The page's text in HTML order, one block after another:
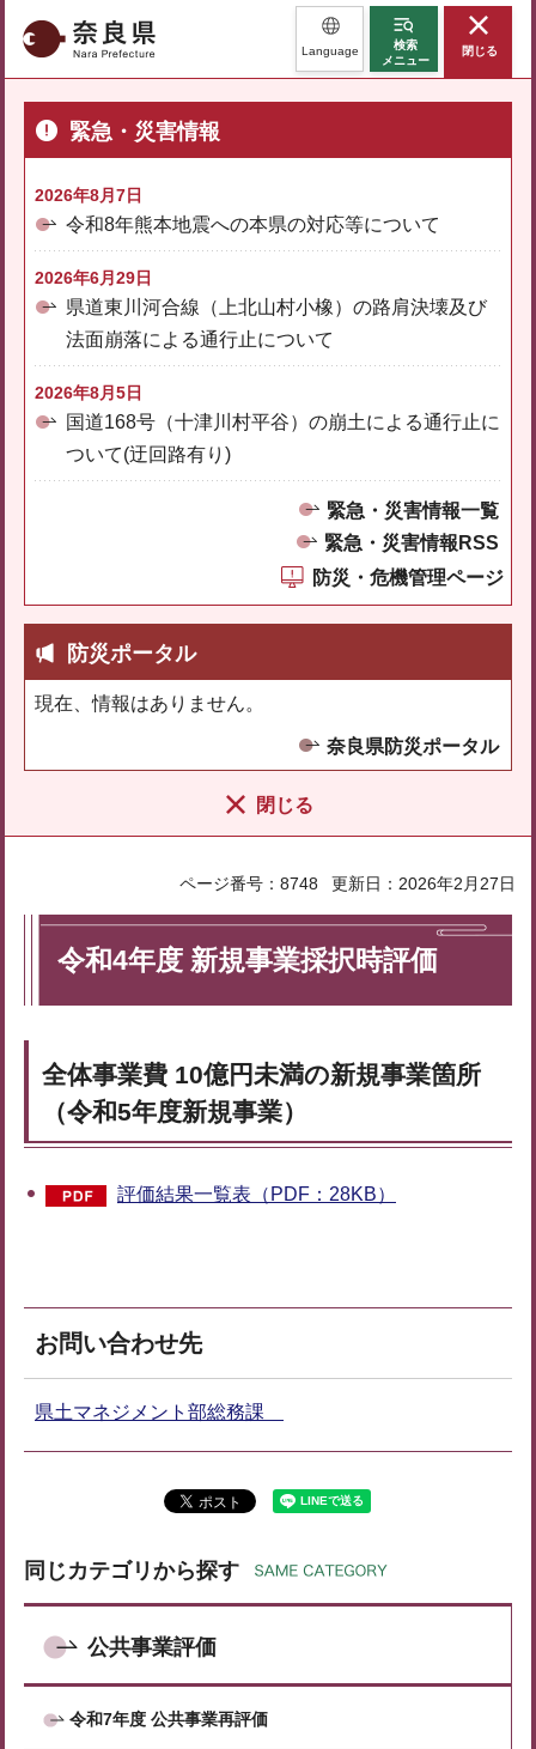
奈良県 Language
検索
メニュー
閉じる
緊急・災害情報
2026年8月7日
令和8年熊本地震への本県の対応等について
2026年6月29日
県道東川河合線（上北山村小橡）の路肩決壊及び
法面崩落による通行止について
2026年8月5日
国道168号（十津川村平谷）の崩土による通行止に
ついて(迂回路有り)
緊急・災害情報一覧
緊急・災害情報RSS
防災・危機管理ページ
防災ポータル
現在、情報はありません。
奈良県防災ポータル
閉じる
ページ番号：8748 更新日：2026年2月27日
令和4年度 新規事業採択時評価
全体事業費 10億円未満の新規事業箇所
（令和5年度新規事業）
評価結果一覧表（PDF：28KB）
お問い合わせ先
県土マネジメント部総務課
同じカテゴリから探す
公共事業評価
令和7年度 公共事業再評価